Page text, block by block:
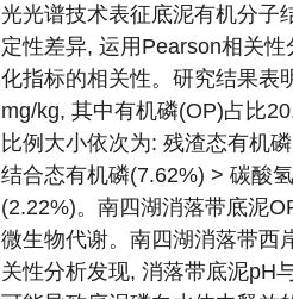
光光谱技术表征底泥有机分子
定性差异, 运用Pearson相关
化指标的相关性。研究结果表
mg/kg, 其中有机磷(OP)占比
比例大小依次为: 残渣态有机
结合态有机磷(7.62%) > 碳酸
(2.22%)。南四湖消落带底泥
微生物代谢。南四湖消落带西
关性分析发现, 消落带底泥pH